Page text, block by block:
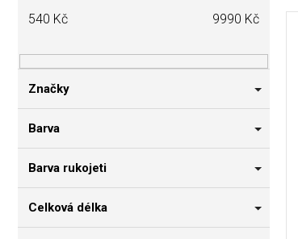
a
n
í
a
540 Kč 9990 Kč
Značky
Barva
Barva rukojeti
Celková délka
e